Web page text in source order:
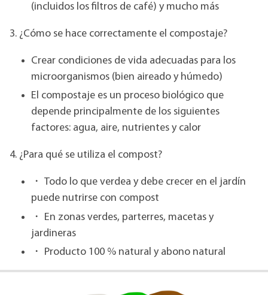
(incluidos los filtros de café) y mucho más
3. ¿Cómo se hace correctamente el compostaje?
Crear condiciones de vida adecuadas para los
microorganismos (bien aireado y húmedo)
El compostaje es un proceso biológico que
depende principalmente de los siguientes
factores: agua, aire, nutrientes y calor
4. ¿Para qué se utiliza el compost?
・ Todo lo que verdea y debe crecer en el jardín
puede nutrirse con compost
・
En zonas verdes, parterres, macetas y
jardineras
・
Producto 100 % natural y abono natural